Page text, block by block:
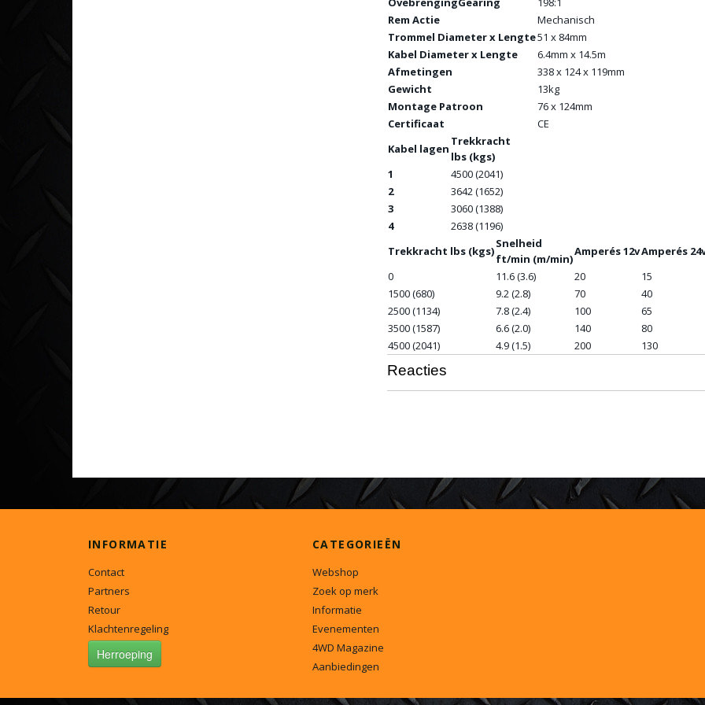
Rem Actie
Mechanisch
Trommel Diameter x Lengte51 x 84mm
Kabel Diameter x Lengte
6.4mm x 14.5m
Afmetingen
338 x 124 x 119mm
Gewicht
13kg
Montage Patroon
76 x 124mm
Certificaat
CE
Kabel lagen
Trekkracht
lbs (kgs)
1
4500 (2041)
2
3642 (1652)
3
3060 (1388)
4
2638 (1196)
Trekkracht lbs (kgs)
Snelheid
ft/min (m/min)
Amperés 12vAmperés
0
11.6 (3.6) 20
15
1500 (680)
9.2 (2.8) 70
40
2500 (1134)
7.8 (2.4) 100
65
3500 (1587)
6.6 (2.0) 140
80
4500 (2041)
4.9 (1.5) 200 130
Reacties
INFORMATIE
Contact
Partners
Retour
Klachtenregeling
Herroeping
CATEGORIEËN
Webshop
Zoek op merk
Informatie
Evenementen
4WD Magazine
Aanbiedingen